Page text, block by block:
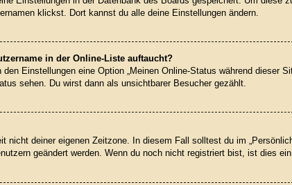
klickst. Dort kannst du alle deine Einstellungen ändern.
in der Online-Liste auftaucht?
Einstellungen eine Option „Meinen Online-Status während dieser
sehen. Du wirst dann als unsichtbarer Besucher gezählt.
nicht deiner eigenen Zeitzone. In diesem Fall solltest du im
geändert werden. Wenn du noch nicht registriert bist, ist dies